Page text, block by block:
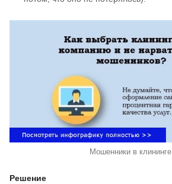
Мошенники в клининге
Решение